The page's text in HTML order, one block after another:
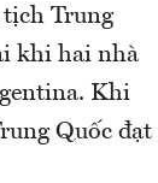
tịch Trung
khi hai nhà
Khi
Quốc đạt